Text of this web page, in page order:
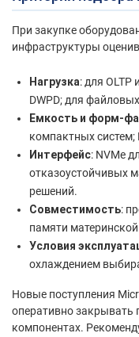
При закупке
инфраструктуры
Нагрузка: для OLTP
DWPD; для
Емкость и форм-
компактных систем;
Интерфейс: NVMe
отказоустойчивых
решений.
Совместимость:
памяти
Условия
охлаждением
Новые поступления
оперативно закрывать
компонентах.